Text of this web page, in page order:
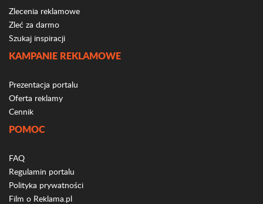
Zlecenia reklamowe
Zleć za darmo
Szukaj inspiracji
KAMPANIE REKLAMOWE
Prezentacja portalu
Oferta reklamy
Cennik
POMOC
FAQ
Regulamin portalu
Polityka prywatności
Film o Reklama.pl